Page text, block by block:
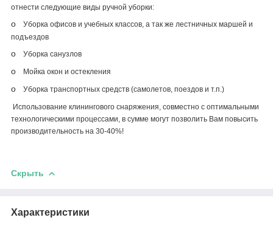
отнести следующие виды ручной уборки:
o Уборка офисов и учебных классов, а так же лестничных маршей и
подъездов
o Уборка санузлов
o Мойка окон и остекления
o Уборка транспортных средств (самолетов, поездов и т.п.)
Использование клинингового снаряжения, совместно с оптимальными
технологическими процессами, в сумме могут позволить Вам повысить
производительность на 30-40%!
Скрыть
Характеристики